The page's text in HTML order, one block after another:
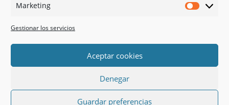
Marketing
Gestionar los servicios
Aceptar cookies
Denegar
Guardar preferencias
Linked in
Pago 100% Seguro